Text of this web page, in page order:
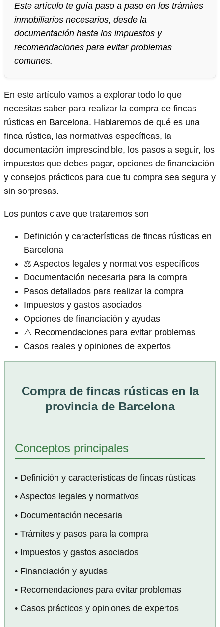
Este artículo te guía paso a paso en los trámites
inmobiliarios necesarios, desde la
documentación hasta los impuestos y
recomendaciones para evitar problemas
comunes.
En este artículo vamos a explorar todo lo que
necesitas saber para realizar la compra de fincas
rústicas en Barcelona. Hablaremos de qué es una
finca rústica, las normativas específicas, la
documentación imprescindible, los pasos a seguir, los
impuestos que debes pagar, opciones de financiación
y consejos prácticos para que tu compra sea segura y
sin sorpresas.
Los puntos clave que trataremos son
Definición y características de fincas rústicas en
Barcelona
⚖️ Aspectos legales y normativos específicos
Documentación necesaria para la compra
Pasos detallados para realizar la compra
Impuestos y gastos asociados
Opciones de financiación y ayudas
⚠️ Recomendaciones para evitar problemas
Casos reales y opiniones de expertos
Compra de fincas rústicas en la
provincia de Barcelona
Conceptos principales
• Definición y características de fincas rústicas
• Aspectos legales y normativos
• Documentación necesaria
• Trámites y pasos para la compra
• Impuestos y gastos asociados
• Financiación y ayudas
• Recomendaciones para evitar problemas
• Casos prácticos y opiniones de expertos